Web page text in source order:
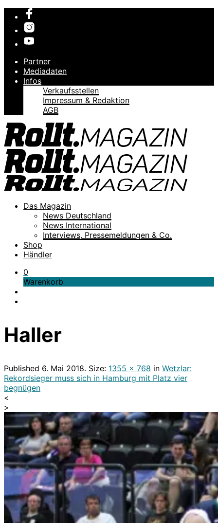
Partner
Mediadaten
Infos
Verkaufsstellen
Impressum & Redaktion
AGB
Das Magazin
News Deutschland
News International
Interviews, Pressemeldungen & Co.
Shop
Händler
0
Warenkorb
Haller
Published 6. Mai 2018. Size: 1355 × 768 in Wetzlar:
Rekordsieger muss sich in Hamburg mit Platz vier
begnügen
<
>